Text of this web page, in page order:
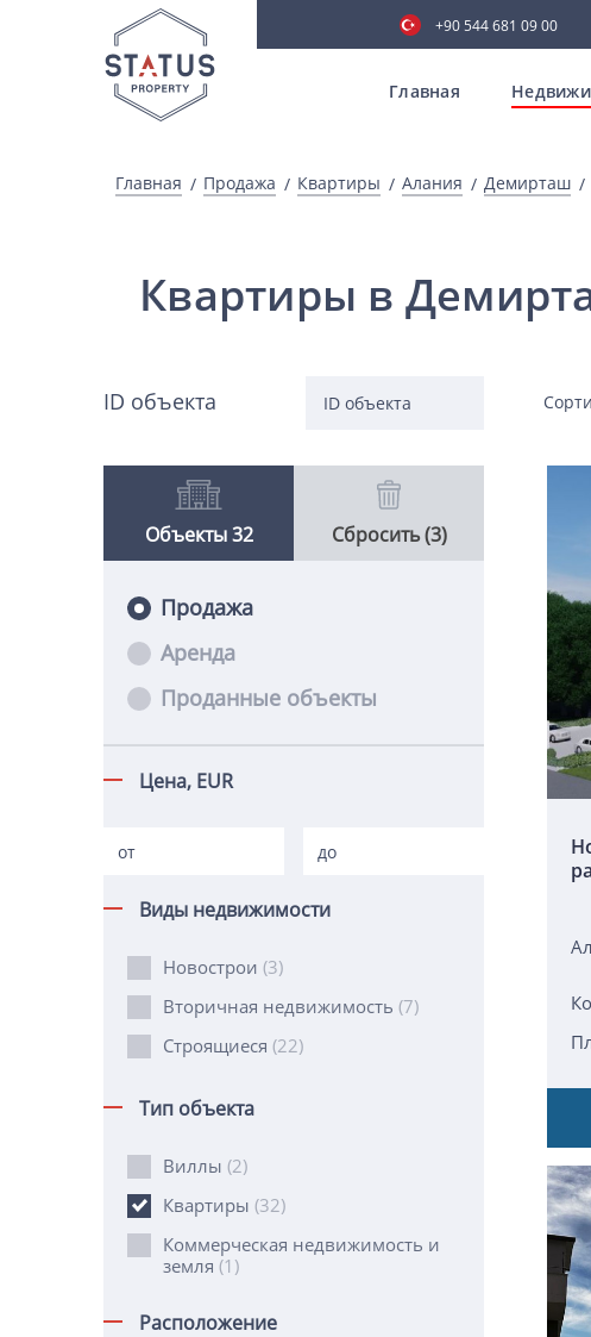
+90 544 681 09 00
Главная
Главная Продажа Квартиры Алания Демирташ
Квартиры в
ID объекта
Объекты32 Сбросить (3)
Продажа
Аренда
Проданные объекты
Цена, EUR
Виды недвижимости
Новострои (3)
Вторичная недвижимость (7)
Строящиеся (22)
Тип объекта
Виллы (2)
Квартиры (32)
Коммерческая недвижимость и
земля (1)
Расположение